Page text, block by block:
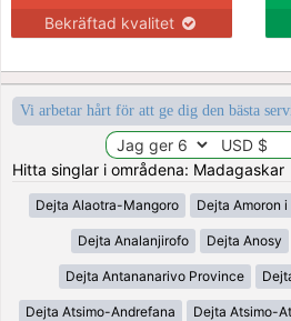
Bekräftad kvalitet
Vi arbetar hårt för att ge dig den bästa
Hitta singlar i områdena: Madagaskar
Dejta Alaotra-Mangoro Dejta Amoron
Dejta Analanjirofo Dejta Anosy
Dejta Antananarivo Province
Dejta Atsimo-Andrefana Dejta Atsimo-